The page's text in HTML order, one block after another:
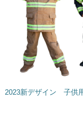
2023新デザイン 子供